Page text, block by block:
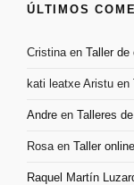
ÚLTIMOS
Cristinaen Taller de
kati leatxe Aristu en
Andre en Talleres
Rosaen Taller
Raquel Martín